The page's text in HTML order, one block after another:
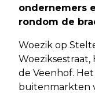
ondernemers
rondom de
Woezik op
de Veenhof.
buitenmarkten